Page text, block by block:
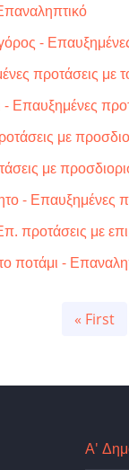
-
προτάσεις με
Επαυξημένες
με
με
- Επαυξημένες
προτάσεις με
ποτάμι -
First
« First
Α'